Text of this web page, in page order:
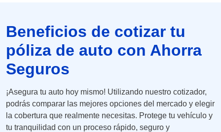
Beneficios de cotizar tu
póliza de auto con Ahorra
Seguros
¡Asegura tu auto hoy mismo! Utilizando nuestro cotizador,
podrás comparar las mejores opciones del mercado y elegir
la cobertura que realmente necesitas. Protege tu vehículo y
tu tranquilidad con un proceso rápido, seguro y